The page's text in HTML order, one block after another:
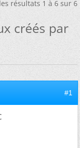
résultats 1 à 6 sur 6
créés par
#1